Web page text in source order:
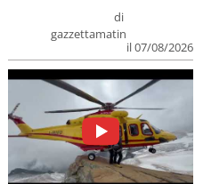
di
gazzettamatin
il 07/08/2026